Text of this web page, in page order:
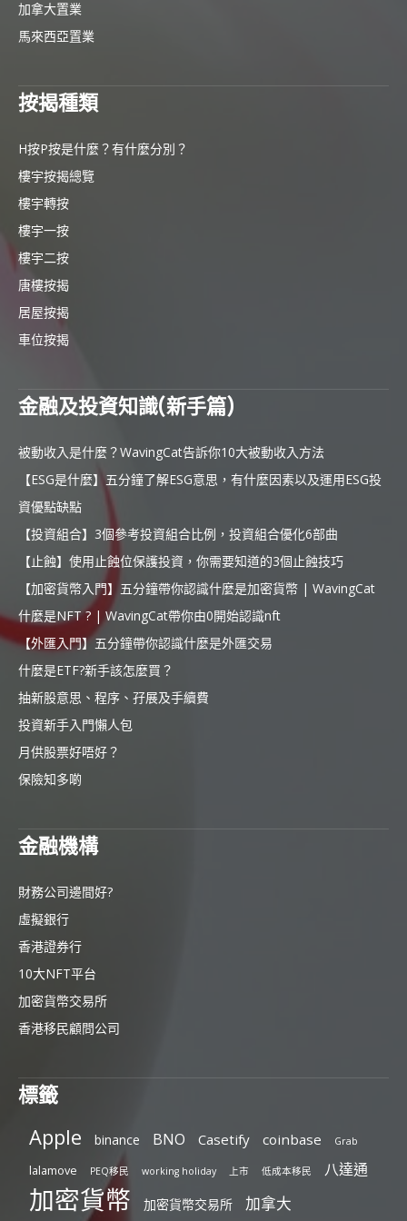
加拿大置業
馬來西亞置業
按揭種類
H按P按是什麼？有什麼分別？
樓宇按揭總覽
樓宇轉按
樓宇一按
樓宇二按
唐樓按揭
居屋按揭
車位按揭
金融及投資知識(新手篇)
被動收入是什麼？WavingCat告訴你10大被動收入方法
【ESG是什麼】五分鐘了解ESG意思，有什麼因素以及運用ESG投
資優點缺點
【投資組合】3個參考投資組合比例，投資組合優化6部曲
【止蝕】使用止蝕位保護投資，你需要知道的3個止蝕技巧
【加密貨幣入門】五分鐘帶你認識什麼是加密貨幣 | WavingCat
什麼是NFT ? | WavingCat帶你由0開始認識nft
【外匯入門】五分鐘帶你認識什麼是外匯交易
什麼是ETF?新手該怎麼買？
抽新股意思、程序、孖展及手續費
投資新手入門懶人包
月供股票好唔好？
保險知多啲
金融機構
財務公司邊間好?
虛擬銀行
香港證券行
10大NFT平台
加密貨幣交易所
香港移民顧問公司
標籤
Apple binance BNO Casetify coinbase Grab
lalamove PEQ移民 working holiday 上市 低成本移民 八達通
加密貨幣 加密貨幣交易所 加拿大